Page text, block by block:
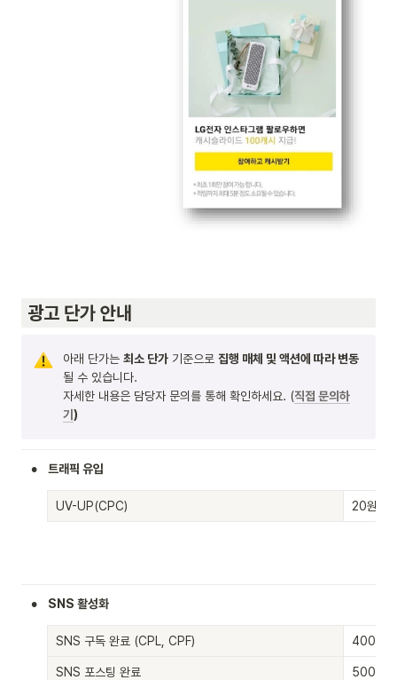
광고 단가 안내
아래 단가는 최소 단가 기준으로 집행 매체 및 액션에 따라 변동
될 수 있습니다.
자세한 내용은 담당자 문의를 통해 확인하세요. (직접 문의하
기 )
• 트래픽 유입
UV-UP(CPC) 20원 (
• SNS 활성화
SNS 구독 완료 (CPL, CPF) 400원 (
SNS 포스팅 완료 500원